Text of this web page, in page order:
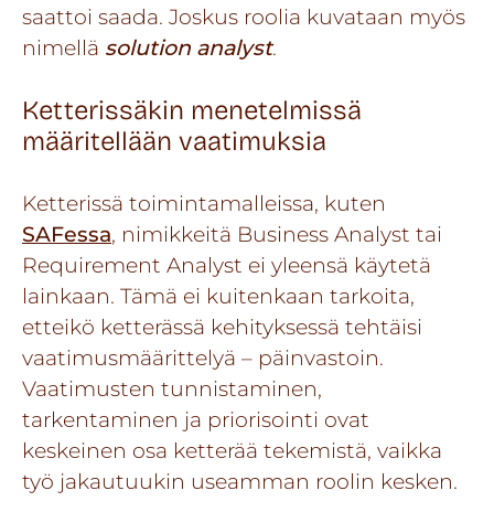
saattoi saada. Joskus roolia kuvataan myös
nimellä solution analyst.
Ketterissäkin menetelmissä
määritellään vaatimuksia
Ketterissä toimintamalleissa, kuten
SAFessa, nimikkeitä Business Analyst tai
Requirement Analyst ei yleensä käytetä
lainkaan. Tämä ei kuitenkaan tarkoita,
etteikö ketterässä kehityksessä tehtäisi
vaatimusmäärittelyä – päinvastoin.
Vaatimusten tunnistaminen,
tarkentaminen ja priorisointi ovat
keskeinen osa ketterää tekemistä, vaikka
työ jakautuukin useamman roolin kesken.